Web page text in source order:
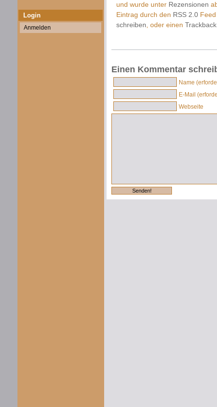
Login
Anmelden
und wurde unter Rezensionen
Eintrag durch den RSS 2.0
schreiben , oder einen Trackback
Einen Kommentar
Name
E-Mail
Webseite